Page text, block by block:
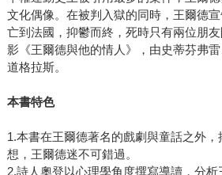
文化偶像。在被判入獄的同時，王爾德
亡到法國，抑鬱而終，死時只有兩位朋
影《王爾德與他的情人》，由史蒂芬弗
道格拉斯。
本書特色
1.本書在王爾德著名的戲劇與童話之外
想，王爾德迷不可錯過。
2.詩人奧登以心理學角度撰寫導讀，分析